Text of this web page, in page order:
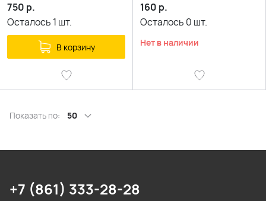
750 р.
Осталось 1 шт.
В корзину
160 р.
Осталось 0 шт.
Нет в наличии
Показать по: 50
+7 (861) 333-28-28